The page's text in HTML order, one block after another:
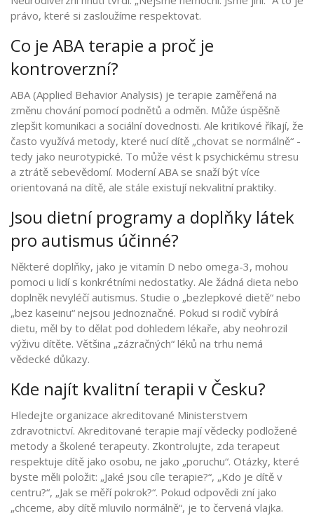
právo, které si zasloužíme respektovat.
Co je ABA terapie a proč je
kontroverzní?
ABA (Applied Behavior Analysis) je terapie zaměřená na
změnu chování pomocí podnětů a odměn. Může úspěšně
zlepšit komunikaci a sociální dovednosti. Ale kritikové říkají, že
často využívá metody, které nucí dítě „chovat se normálně“ -
tedy jako neurotypické. To může vést k psychickému stresu
a ztrátě sebevědomí. Moderní ABA se snaží být více
orientovaná na dítě, ale stále existují nekvalitní praktiky.
Jsou dietní programy a doplňky látek
pro autismus účinné?
Některé doplňky, jako je vitamín D nebo omega-3, mohou
pomoci u lidí s konkrétními nedostatky. Ale žádná dieta nebo
doplněk nevyléčí autismus. Studie o „bezlepkové dietě“ nebo
„bez kaseinu“ nejsou jednoznačné. Pokud si rodič vybírá
dietu, měl by to dělat pod dohledem lékaře, aby neohrozil
výživu dítěte. Většina „zázračných“ léků na trhu nemá
vědecké důkazy.
Kde najít kvalitní terapii v Česku?
Hledejte organizace akreditované Ministerstvem
zdravotnictví. Akreditované terapie mají vědecky podložené
metody a školené terapeuty. Zkontrolujte, zda terapeut
respektuje dítě jako osobu, ne jako „poruchu“. Otázky, které
byste měli položit: „Jaké jsou cíle terapie?“, „Kdo je dítě v
centru?“, „Jak se měří pokrok?“. Pokud odpovědi zní jako
„chceme, aby dítě mluvilo normálně“, je to červená vlajka.